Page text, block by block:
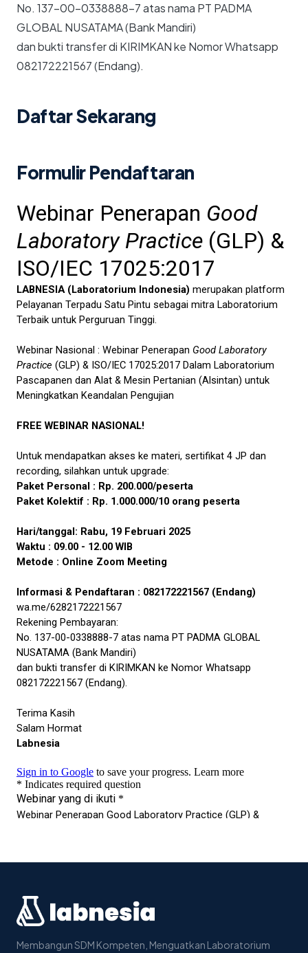
No. 137-00-0338888-7 atas nama PT PADMA
GLOBAL NUSATAMA (Bank Mandiri)
dan bukti transfer di KIRIMKAN ke Nomor Whatsapp
082172221567 (Endang).
Daftar Sekarang
Formulir Pendaftaran
Membangun SDM Kompeten, Menguatkan Laboratorium